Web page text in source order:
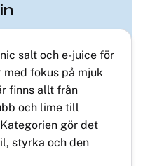
salt och e-juice för
med fokus på mjuk
finns allt från
och lime till
gör det
styrka och den